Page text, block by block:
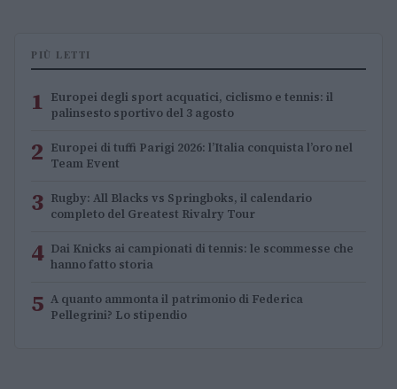
PIÙ LETTI
1 Europei degli sport acquatici, ciclismo e tennis: il
palinsesto sportivo del 3 agosto
2 Europei di tuffi Parigi 2026: l’Italia conquista l’oro nel
Team Event
3 Rugby: All Blacks vs Springboks, il calendario
completo del Greatest Rivalry Tour
4 Dai Knicks ai campionati di tennis: le scommesse che
hanno fatto storia
5 A quanto ammonta il patrimonio di Federica
Pellegrini? Lo stipendio